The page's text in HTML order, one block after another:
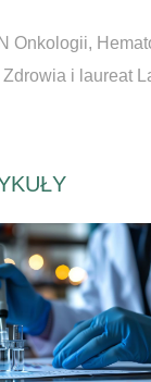
Onkologii,
i laureat